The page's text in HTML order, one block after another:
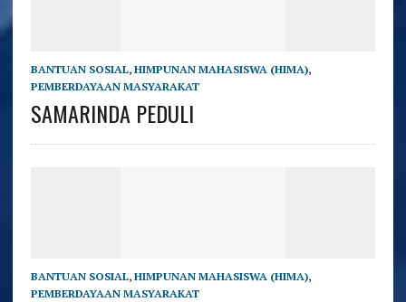
BANTUAN SOSIAL, HIMPUNAN MAHASISWA (HIMA),
PEMBERDAYAAN MASYARAKAT
SAMARINDA PEDULI
BANTUAN SOSIAL, HIMPUNAN MAHASISWA (HIMA),
PEMBERDAYAAN MASYARAKAT